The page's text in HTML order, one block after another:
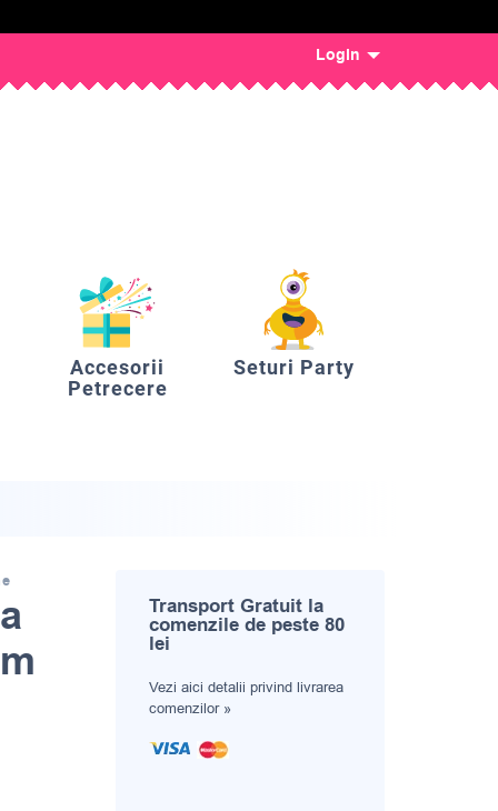
Login
Accesorii
Petrecere
Seturi Party
Transport Gratuit la
comenzile de peste 80
lei
Vezi aici detalii privind livrarea
comenzilor »